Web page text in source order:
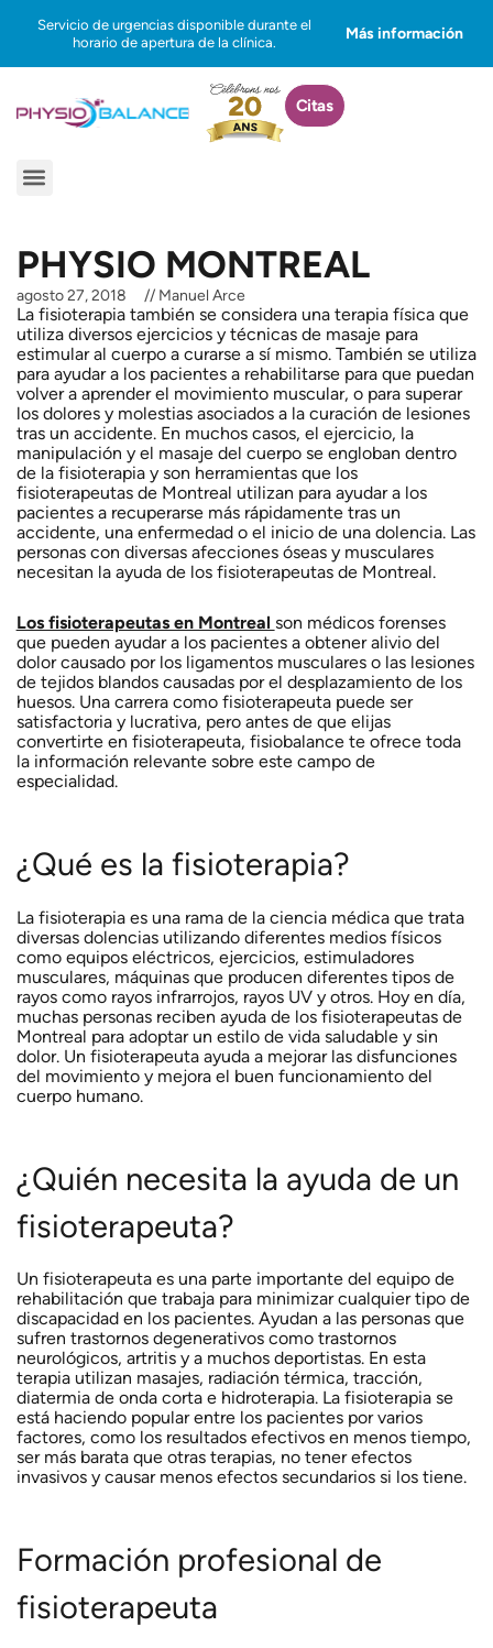
contenido
Servicio de urgencias disponible durante el
horario de apertura de la clínica.
Más información
Citas
Menú
PHYSIO MONTREAL
agosto 27, 2018 //Manuel Arce
La fisioterapia también se considera una terapia física que
utiliza diversos ejercicios y técnicas de masaje para
estimular al cuerpo a curarse a sí mismo. También se utiliza
para ayudar a los pacientes a rehabilitarse para que puedan
volver a aprender el movimiento muscular, o para superar
los dolores y molestias asociados a la curación de lesiones
tras un accidente. En muchos casos, el ejercicio, la
manipulación y el masaje del cuerpo se engloban dentro
de la fisioterapia y son herramientas que los
fisioterapeutas de Montreal utilizan para ayudar a los
pacientes a recuperarse más rápidamente tras un
accidente, una enfermedad o el inicio de una dolencia. Las
personas con diversas afecciones óseas y musculares
necesitan la ayuda de los fisioterapeutas de Montreal.
Los fisioterapeutas en Montreal son médicos forenses
que pueden ayudar a los pacientes a obtener alivio del
dolor causado por los ligamentos musculares o las lesiones
de tejidos blandos causadas por el desplazamiento de los
huesos. Una carrera como fisioterapeuta puede ser
satisfactoria y lucrativa, pero antes de que elijas
convertirte en fisioterapeuta, fisiobalance te ofrece toda
la información relevante sobre este campo de
especialidad.
¿Qué es la fisioterapia?
La fisioterapia es una rama de la ciencia médica que trata
diversas dolencias utilizando diferentes medios físicos
como equipos eléctricos, ejercicios, estimuladores
musculares, máquinas que producen diferentes tipos de
rayos como rayos infrarrojos, rayos UV y otros. Hoy en día,
muchas personas reciben ayuda de los fisioterapeutas de
Montreal para adoptar un estilo de vida saludable y sin
dolor. Un fisioterapeuta ayuda a mejorar las disfunciones
del movimiento y mejora el buen funcionamiento del
cuerpo humano.
¿Quién necesita la ayuda de un
fisioterapeuta?
Un fisioterapeuta es una parte importante del equipo de
rehabilitación que trabaja para minimizar cualquier tipo de
discapacidad en los pacientes. Ayudan a las personas que
sufren trastornos degenerativos como trastornos
neurológicos, artritis y a muchos deportistas. En esta
terapia utilizan masajes, radiación térmica, tracción,
diatermia de onda corta e hidroterapia. La fisioterapia se
está haciendo popular entre los pacientes por varios
factores, como los resultados efectivos en menos tiempo,
ser más barata que otras terapias, no tener efectos
invasivos y causar menos efectos secundarios si los tiene.
Formación profesional de
fisioterapeuta